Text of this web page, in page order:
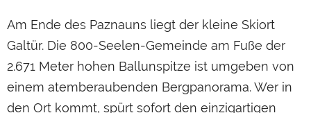
Am Ende des Paznauns liegt der kleine Skiort
Galtür. Die 800-Seelen-Gemeinde am Fuße der
2.671 Meter hohen Ballunspitze ist umgeben von
einem atemberaubenden Bergpanorama. Wer in
den Ort kommt, spürt sofort den einzigartigen